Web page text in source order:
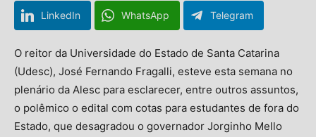
LinkedIn WhatsApp Telegram
O reitor da Universidade do Estado de Santa Catarina
(Udesc), José Fernando Fragalli, esteve esta semana no
plenário da Alesc para esclarecer, entre outros assuntos,
o polêmico o edital com cotas para estudantes de fora do
Estado, que desagradou o governador Jorginho Mello